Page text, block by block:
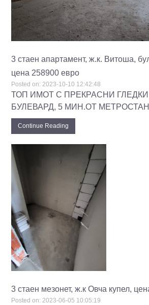
3 стаен апартамент, ж.к. Витоша,
цена 258900 евро
Posted on: 2023-10-10 12:42:48
ТОП ИМОТ С ПРЕКРАСНИ
БУЛЕВАРД, 5 МИН.ОТ
Continue Reading
3 стаен мезонет, ж.к Овча купел,
Posted on: 2023-06-05 10:05:19